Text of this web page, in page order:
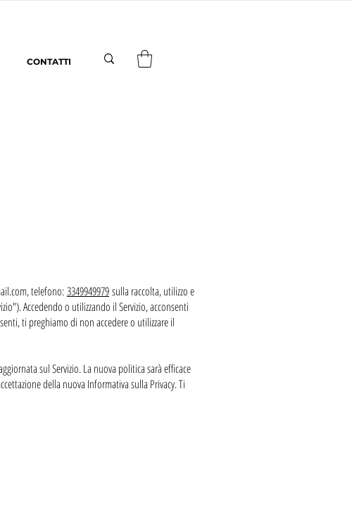
CONTATTI
, telefono:3349949979sulla raccolta, utilizzo e
Accedendo o utilizzando il Servizio, acconsenti
ti preghiamo di non accedere o utilizzare il
sul Servizio. La nuova politica sarà efficace
della nuova Informativa sulla Privacy. Ti